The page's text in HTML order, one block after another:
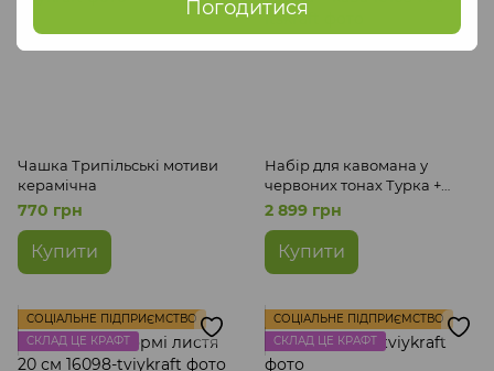
Погодитися
Чашка Трипільські мотиви
керамічна
770 грн
Купити
Набір для кавомана у
червоних тонах Турка +
чашка + кава
2 899 грн
Купити
СОЦІАЛЬНЕ ПІДПРИЄМСТВО
СКЛАД ЦЕ КРАФТ
СОЦІАЛЬНЕ ПІДПРИЄМСТВО
СКЛАД ЦЕ КРАФТ